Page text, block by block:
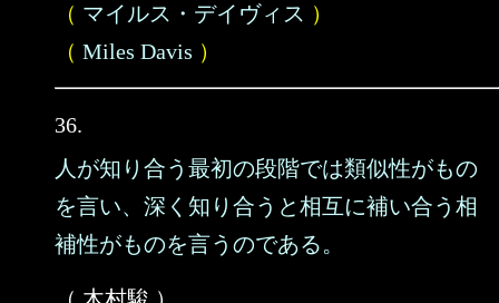
（ マイルス・デイヴィス ）
（ Miles Davis ）
36.
人が知り合う最初の段階では類似性がもの
を言い、深く知り合うと相互に補い合う相
補性がものを言うのである。